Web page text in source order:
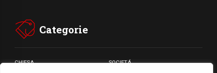
Categorie
CHIESA SOCIETÁ